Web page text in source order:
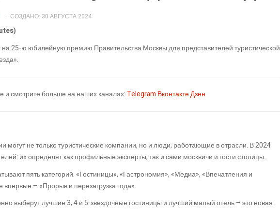
СОЗДАНО: 30 АВГУСТА 2024
на 25-ю юбилейную премию Правительства Москвы для представителей туристической
и смотрите больше на наших каналах:Telegram ВконтактеДзен
могут не только туристические компании, но и люди, работающие в отрасли. В 2024
их определят как профильные эксперты, так и сами москвичи и гости столицы.
пять категорий: «Гостиницы», «Гастрономия», «Медиа», «Впечатления и
впервые – «Прорыв и перезагрузка года».
выберут лучшие 3, 4 и 5-звездочные гостиницы и лучший малый отель – это новая